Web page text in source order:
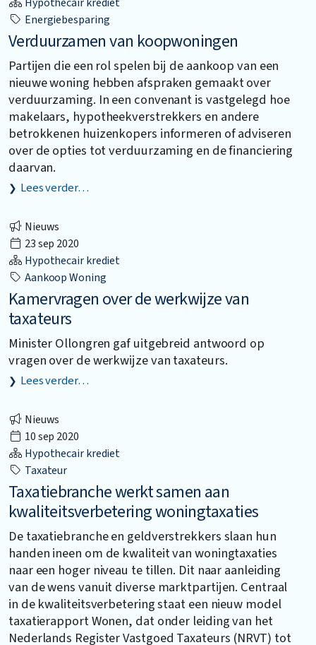
Energiebesparing
Verduurzamen van koopwoningen
Partijen die een rol spelen bij de aankoop van een
nieuwe woning hebben afspraken gemaakt over
verduurzaming. In een convenant is vastgelegd hoe
makelaars, hypotheekverstrekkers en andere
betrokkenen huizenkopers informeren of adviseren
over de opties tot verduurzaming en de financiering
daarvan.
Lees verder…
Nieuws
23 sep 2020
Hypothecair krediet
Aankoop Woning
Kamervragen over de werkwijze van
taxateurs
Minister Ollongren gaf uitgebreid antwoord op
vragen over de werkwijze van taxateurs.
Lees verder…
Nieuws
10 sep 2020
Hypothecair krediet
Taxateur
Taxatiebranche werkt samen aan
kwaliteitsverbetering woningtaxaties
De taxatiebranche en geldverstrekkers slaan hun
handen ineen om de kwaliteit van woningtaxaties
naar een hoger niveau te tillen. Dit naar aanleiding
van de wens vanuit diverse marktpartijen. Centraal
in de kwaliteitsverbetering staat een nieuw model
taxatierapport Wonen, dat onder leiding van het
Nederlands Register Vastgoed Taxateurs (NRVT) tot